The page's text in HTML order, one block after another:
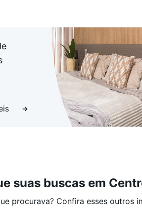
suas buscas em
procurava? Confira esses outros